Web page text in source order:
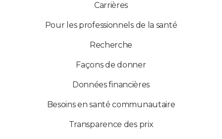
Carrières
Pour les professionnels de la santé
Recherche
Façons de donner
Données financières
Besoins en santé communautaire
Transparence des prix